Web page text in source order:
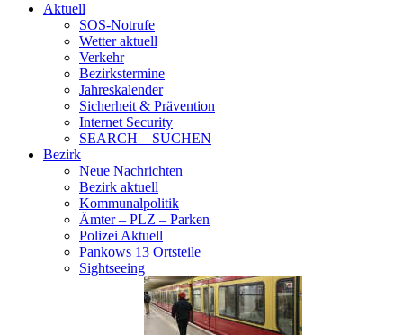
Aktuell
SOS-Notrufe
Wetter aktuell
Verkehr
Bezirkstermine
Jahreskalender
Sicherheit & Prävention
Internet Security
SEARCH – SUCHEN
Bezirk
Neue Nachrichten
Bezirk aktuell
Kommunalpolitik
Ämter – PLZ – Parken
Polizei Aktuell
Pankows 13 Ortsteile
Sightseeing